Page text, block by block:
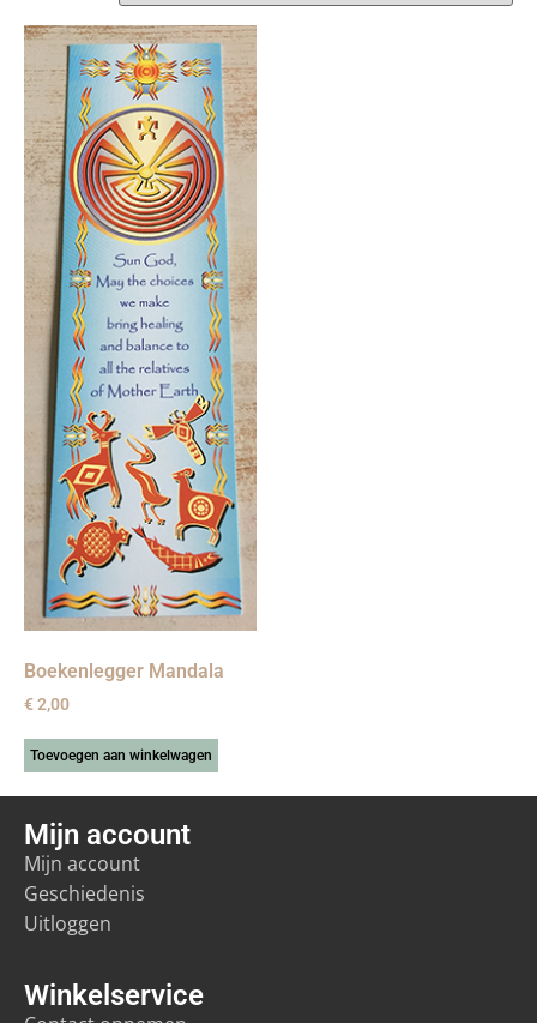
Boekenlegger Mandala
€2,00
Toevoegen aan winkelwagen
Winkelservice
Mijn account
Mijn account
Geschiedenis
Uitloggen